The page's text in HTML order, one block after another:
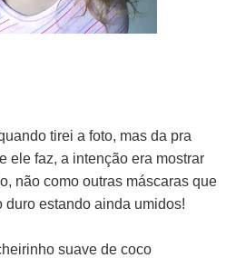
tirei a foto, mas da pra
ele faz, a intenção era mostrar
não como outras máscaras que
estando ainda umidos!
suave de coco